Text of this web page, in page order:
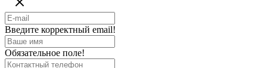
Введите корректный email!
Обязательное поле!